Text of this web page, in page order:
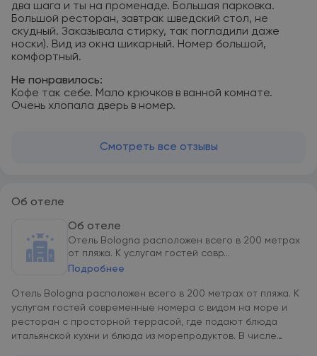
два шага и ты на променаде. Большая парковка.
Большой ресторан, завтрак шведский стол, не
скудный. Заказывала стирку, так погладили даже
носки). Вид из окна шикарный. Номер большой,
комфортный.
Не понравилось:
Кофе так себе. Мало крючков в ванной комнате.
Очень хлопала дверь в номер.
Смотреть все отзывы
Об отеле
Об отеле
Отель Bologna расположен всего в 200 метрах
от пляжа. К услугам гостей совр...
Подробнее
Отель Bologna расположен всего в 200 метрах от пляжа. К
услугам гостей современные номера с видом на море и
ресторан с просторной террасой, где подают блюда
итальянской кухни и блюда из морепродуктов. В числе